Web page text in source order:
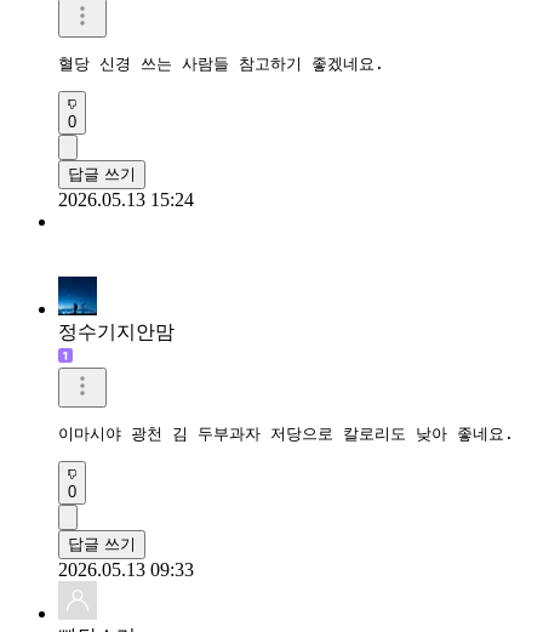
혈당 신경 쓰는 사람들 참고하기 좋겠네요.
0
답글 쓰기
2026.05.13 15:24
정수기지안맘
이마시야 광천 김 두부과자 저당으로 칼로리도 낮아 좋네요.
0
답글 쓰기
2026.05.13 09:33